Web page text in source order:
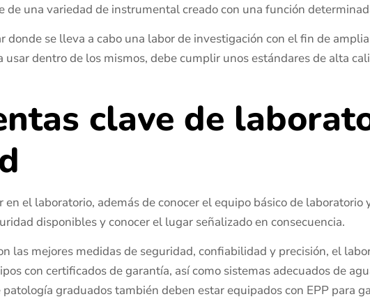
de una variedad de instrumental creado con una función
donde se lleva a cabo una labor de investigación con el fin de
usar dentro de los mismos, debe cumplir unos estándares de alta
clave de
el laboratorio, además de conocer el equipo básico de
disponibles y conocer el lugar señalizado en consecuencia.
las mejores medidas de seguridad, confiabilidad y precisión, el
con certificados de garantía, así como sistemas adecuados de
graduados también deben estar equipados con EPP para